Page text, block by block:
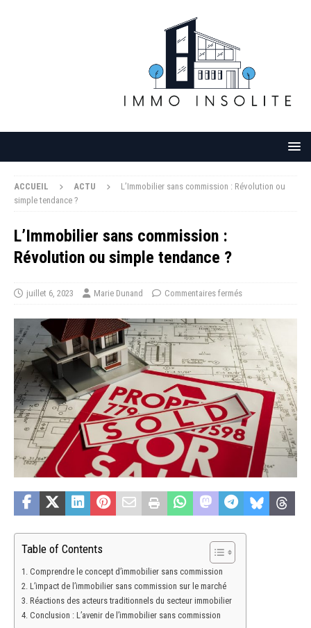
ACCUEIL ACTU
L’Immobilier sans commission : Révolution ou
simple tendance ?
L’Immobilier sans commission :
Révolution ou simple tendance ?
juillet 6, 2023 Marie Dunand Commentaires fermés
Table of Contents
Comprendre le concept d’immobilier sans commission
L’impact de l’immobilier sans commission sur le marché
Réactions des acteurs traditionnels du secteur immobilier
Conclusion : L’avenir de l’immobilier sans commission